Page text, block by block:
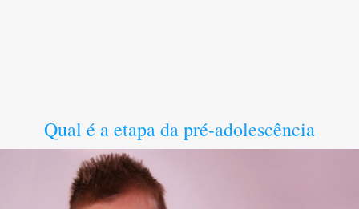
Qual é a etapa da pré-adolescência